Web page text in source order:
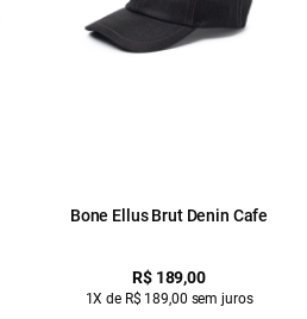
Bone Ellus Brut Denin Cafe
R$ 189,00
1X de R$ 189,00 sem juros